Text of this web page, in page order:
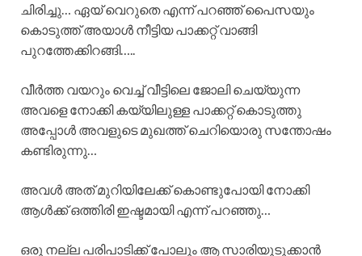
ചിരിച്ചു… ഏയ് വെറുതെ എന്ന് പറഞ്ഞ് പൈസയും
കൊടുത്ത് അയാൾ നീട്ടിയ പാക്കറ്റ് വാങ്ങി
പുറത്തേക്കിറങ്ങി…..
വീർത്ത വയറും വെച്ച് വീട്ടിലെ ജോലി ചെയ്യുന്ന
അവളെ നോക്കി കയ്യിലുള്ള പാക്കറ്റ് കൊടുത്തു
അപ്പോൾ അവളുടെ മുഖത്ത് ചെറിയൊരു സന്തോഷം
കണ്ടിരുന്നു…
അവൾ അത് മുറിയിലേക്ക് കൊണ്ടുപോയി നോക്കി
ആൾക്ക് ഒത്തിരി ഇഷ്ടമായി എന്ന് പറഞ്ഞു…
ഒരു നല്ല പരിപാടിക്ക് പോലും ആ സാരിയുടുക്കാൻ